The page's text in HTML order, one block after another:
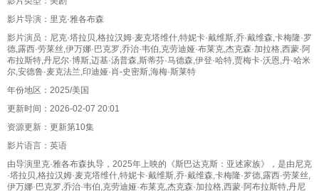
影片导演：里克·雅各布森
影片演员：尼克·塔拉贝,格拉汉姆·麦克塔维什,特妮卡·戴维斯,乔·戴维森,卡梅隆·罗
德,露西·劳莱丝,伊万娜·巴克罗,乔治·韦伯,克劳迪娅·布莱克,杰克森·加拉格,西蒙·阿
布拉斯特,丹尼尔·博斯,迈基·汤普森,斯蒂芬·马德森,伊登·哈特,贾梅卡·沃恩,丹·哈米
尔,安德鲁·麦克法兰,印迪娅·肖-史密斯,海梅·斯莱特
年份地区：2025/美国
更新时间：2026-02-07 20:01
资源更新：更新第10集
影片语言：英语
由导演里克·雅各布森执导，2025年上映的《斯巴达克斯：亚述家族》，是由尼克
·塔拉贝,格拉汉姆·麦克塔维什,特妮卡·戴维斯,乔·戴维森,卡梅隆·罗德,露西·劳莱丝,
伊万娜·巴克罗,乔治·韦伯,克劳迪娅·布莱克,杰克森·加拉格,西蒙·阿布拉斯特,丹尼